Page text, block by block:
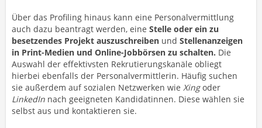
Über das Profiling hinaus kann eine Personalvermittlung
auch dazu beantragt werden, eine Stelle oder ein zu
besetzendes Projekt auszuschreiben und Stellenanzeigen
in Print-Medien und Online-Jobbörsen zu schalten. Die
Auswahl der effektivsten Rekrutierungskanäle obliegt
hierbei ebenfalls der Personalvermittlerin. Häufig suchen
sie außerdem auf sozialen Netzwerken wie Xingoder
LinkedIn nach geeigneten Kandidatinnen. Diese wählen sie
selbst aus und kontaktieren sie.